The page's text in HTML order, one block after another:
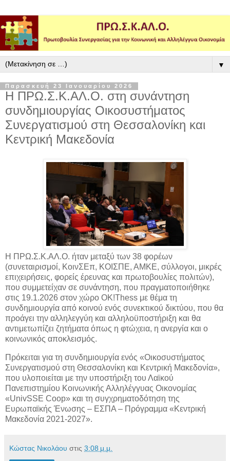
▼
Παρασκευή 23 Ιανουαρίου 2026
Η ΠΡΩ.Σ.Κ.ΑΛ.Ο. στη συνάντηση
συνδημιουργίας Οικοσυστήματος
Συνεργατισμού στη Θεσσαλονίκη και
Κεντρική Μακεδονία
Η ΠΡΩ.Σ.Κ.ΑΛ.Ο. ήταν μεταξύ των 38 φορέων
(συνεταιρισμοί, ΚοινΣΕπ, ΚΟΙΣΠΕ, ΑΜΚΕ, σύλλογοι, μικρές
επιχειρήσεις, φορείς έρευνας και πρωτοβουλίες πολιτών),
που συμμετείχαν σε συνάντηση, που πραγματοποιήθηκε
στις 19.1.2026 στον χώρο OK!Thess με θέμα τη
συνδημιουργία από κοινού ενός συνεκτικού δικτύου, που θα
προάγει την αλληλεγγύη και αλληλοϋποστήριξη και θα
αντιμετωπίζει ζητήματα όπως η φτώχεια, η ανεργία και ο
κοινωνικός αποκλεισμός.
Πρόκειται για τη συνδημιουργία ενός «Οικοσυστήματος
Συνεργατισμού στη Θεσσαλονίκη και Κεντρική Μακεδονία»,
που υλοποιείται με την υποστήριξη του Λαϊκού
Πανεπιστημίου Κοινωνικής Αλληλέγγυας Οικονομίας
«UnivSSE Coop» και τη συγχρηματοδότηση της
Ευρωπαϊκής Ένωσης – ΕΣΠΑ – Πρόγραμμα «Κεντρική
Μακεδονία 2021-2027».
Κώστας Νικολάου στις 3:08 μ.μ.